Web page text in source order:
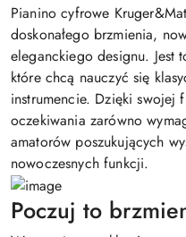
Pianino cyfrowe
doskonałego brzmienia,
eleganckiego designu. Jest
które chcą nauczyć się
instrumencie. Dzięki swojej
oczekiwania zarówno
amatorów poszukujących
nowoczesnych funkcji.
Poczuj to